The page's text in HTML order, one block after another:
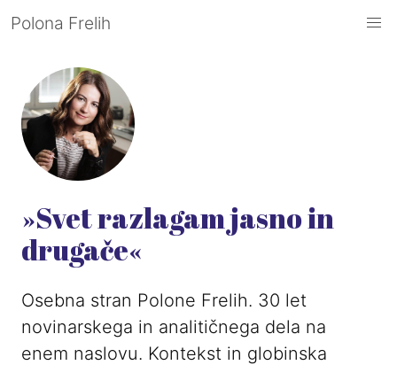
Polona Frelih
»Svet razlagam jasno in
drugače«
Osebna stran Polone Frelih. 30 let
novinarskega in analitičnega dela na
enem naslovu. Kontekst in globinska